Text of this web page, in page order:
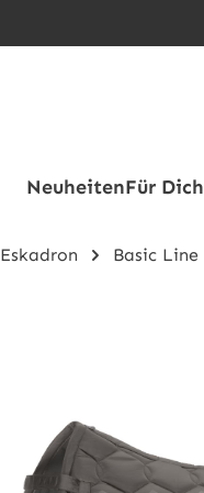
NeuheitenFür Dich
Eskadron Basic Line